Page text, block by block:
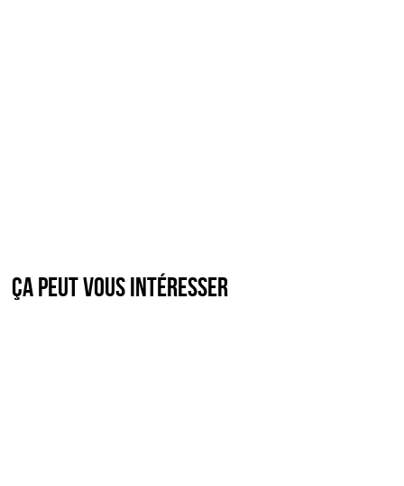
Ça peut vous intéresser